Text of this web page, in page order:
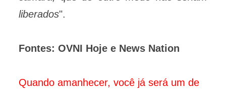
liberados".
Fontes: OVNI Hoje e News Nation
Quando amanhecer, você já será um de